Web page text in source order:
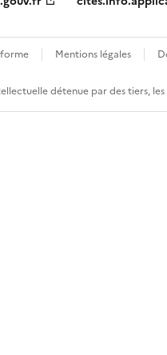
Mentions légales
détenue par des tiers,